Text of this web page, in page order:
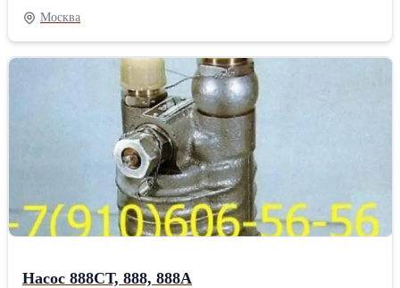
Клапан зарядный 800600-1; Куплю: Кран перелива топлива
860700-1; Топливный регулятор 881200-2; датчик П-77 вар. 2;
датчик ДПС; дачик УА54-1; датчик УА54-2; Куплю: Блок
сигнализации УСБ-М; Насос Э26Г; 8Д5.886.528-01; Кран
перекрывной 771300; 8д2.966.037-2; Куплю: Н5810-820; СП-70;
8д2.966.038-2; 350.003В; 8д5.886.528-1; 8д2.966.022-7; свечи
СП-06ВП3; СП-51; СПН4-3Т; Куплю: 8д2.966.037-2 и зип к ним;
фильтр 8д2.966.038-2 и зип к ним; фильтроэлемент 8д2.966.034-
4; фильтроэлемент 8д2.966.034-6;
Москва
Насос 888СТ, 888, 888А